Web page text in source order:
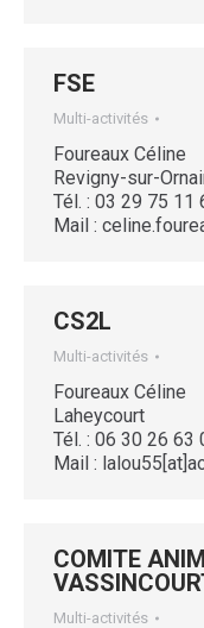
FSE
Multi-activités
Foureaux Céline
Revigny-sur-
Tél. : 03 29 75 11
Mail :
CS2L
Multi-activités
Foureaux Céline
Laheycourt
Tél. : 06 30 26 63
Mail :
COMITE
Multi-activités